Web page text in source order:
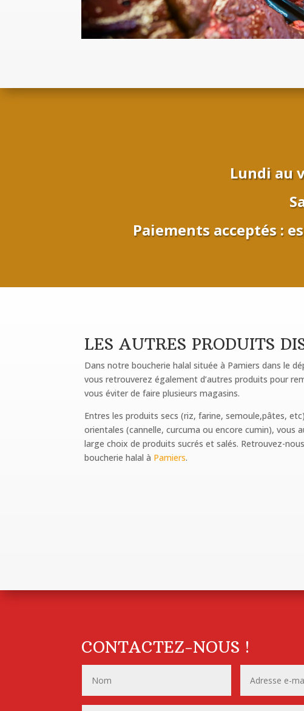
Lundi au
Paiements acceptés :
LES AUTRES PRODUITS
Dans notre boucherie halal située à Pamiers dans le
vous retrouverez également d’autres produits pour
vous éviter de faire plusieurs magasins.
Entres les produits secs (riz, farine, semoule,pâtes,
orientales (cannelle, curcuma ou encore cumin), vous
large choix de produits sucrés et salés. Retrouvez-
boucherie halal à Pamiers.
CONTACTEZ-NOUS !